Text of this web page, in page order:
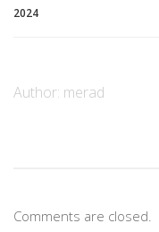
2024
Author: merad
Comments are closed.